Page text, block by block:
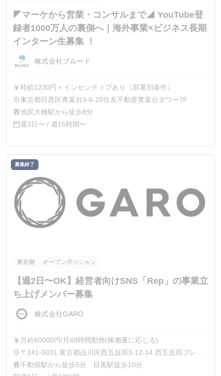
◤マーケから営業・コンサルまで◢ YouTube登
録者1000万人の裏側へ｜海外事業×ビジネス長期
インターン生募集 ！
株式会社ブルード
currency_yen 時給1230円＋インセンティブあり（部署別条件）
place東京都目黒区青葉台3-6-28住友不動産青葉台タワー7F
train池尻大橋駅から徒歩8分
calendar_today週3日〜 / 週15時間〜
募集終了
東京都 オープンポジション
【週2日〜OK】経営者向けSNS「Rep」の事業立
ち上げメンバー募集
株式会社GARO
currency_yen 月給60000円/月48時間勤務(稼働量に応じる)
place 〒141-0031 東京都品川区西五反田3-12-14 西五反田プレイ
ス8階
train不動前駅から徒歩5分 目黒駅徒歩10分